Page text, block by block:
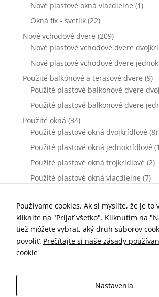
Nové plastové okná viacdielne (1)
Okná fix - svetlík (22)
Nové vchodové dvere (209)
Nové plastové vchodové dvere
Nové plastové vchodové dvere
Použité balkónové a terasové dvere (9)
Použité plastové balkonové dvere
Použité plastové balkonové dvere
Použité okná (34)
Použité plastové okná dvojkrídlové (8)
Použité plastové okná jednokrídlové
Použité plastové okná trojkrídlové (2)
Použité plastové okná viacdielne (7)
Použité plastové vchodové dvere
Použité plastové vchodové dvere
Príslušenstvo k oknám a dverám (77)
Kľučky dverové (10)
Parapety vonkajšie (19)
Používame cookies. Ak si myslíte, že je to
kliknite na "Prijať všetko". Kliknutím na
tiež môžete vybrať, aký druh súborov
povoliť. Prečítajte si naše zásady
cookie
Nastavenia